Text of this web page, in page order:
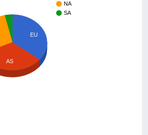
NA
SA
EU
AS